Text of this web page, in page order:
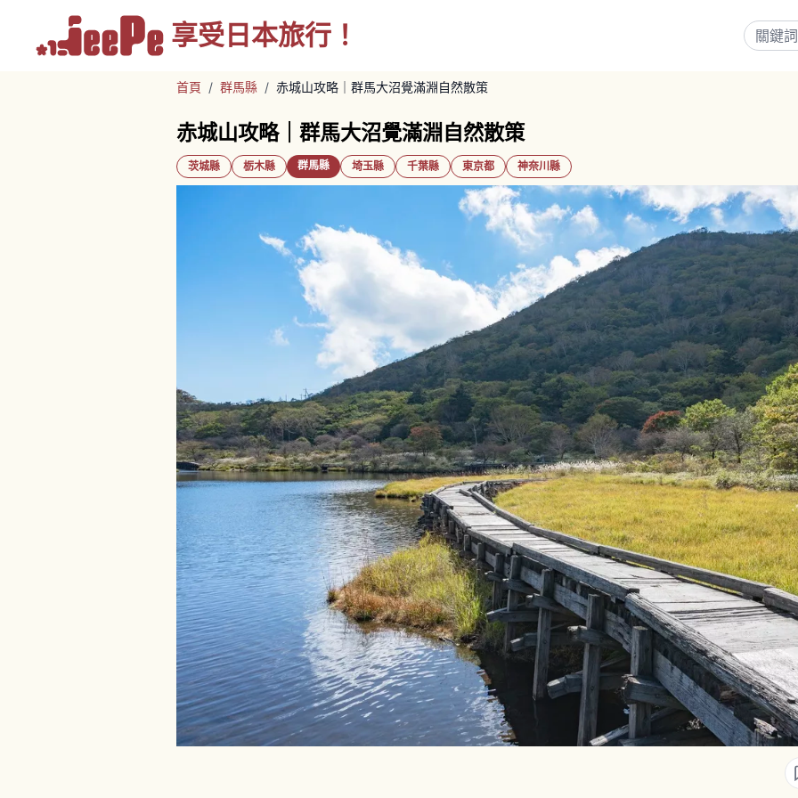
享受 日本旅行！
首頁 / 群馬縣 / 赤城山攻略｜群馬大沼覺滿淵自然散策
赤城山攻略｜群馬大沼覺滿淵自然散策
茨城縣 栃木縣 群馬縣 埼玉縣 千葉縣 東京都 神奈川縣